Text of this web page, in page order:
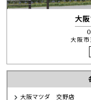
大
大阪
大阪マツダ 交野店